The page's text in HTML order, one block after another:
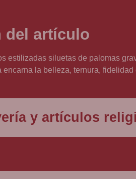
del artículo
estilizadas siluetas de palomas
la belleza, ternura,
y artículos